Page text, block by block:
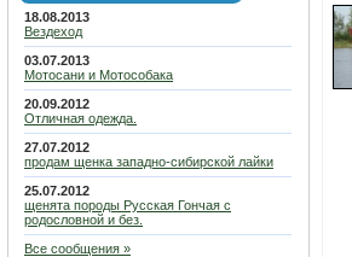
18.08.2013
Вездеход
03.07.2013
Мотосани и Мотособака
20.09.2012
Отличная одежда.
27.07.2012
продам щенка западно-сибирской лайки
25.07.2012
щенята породы Русская Гончая с
родословной и без.
Все сообщения »